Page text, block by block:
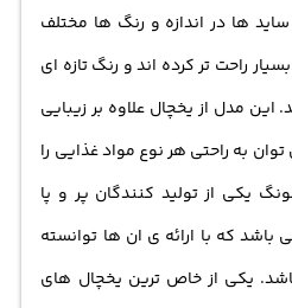
ها در اندازه و رنگ ها مختلف
راحت تر کرده اند و رنگ تازه ای
مدل از یخچال علاوه بر زیبایی
به راحتی هر نوع مواد غذایی را
یکی از تولید کنندگان پر و پا
که با ارائه ی ان ها توانسته
یکی از خاص ترین یخچال های